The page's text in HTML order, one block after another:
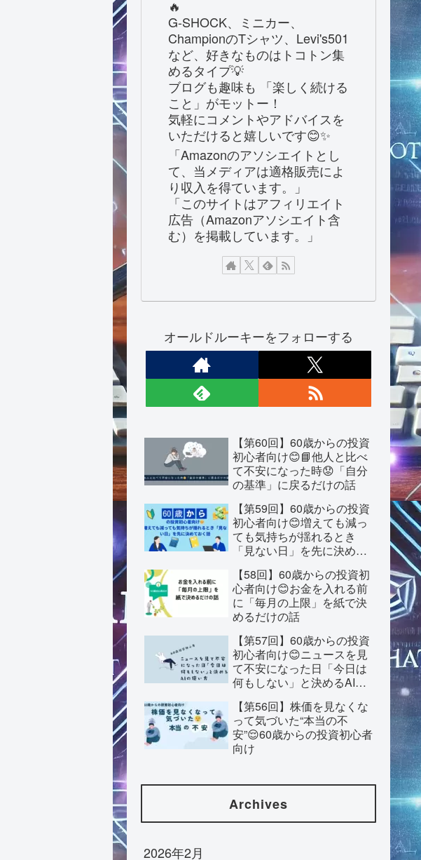
🔥
G-SHOCK、ミニカー、
ChampionのTシャツ、Levi's501
など、好きなものはトコトン集
めるタイプ💡
ブログも趣味も 「楽しく続ける
こと」がモットー！
気軽にコメントやアドバイスを
いただけると嬉しいです😊✨
「Amazonのアソシエイトとし
て、当メディアは適格販売によ
り収入を得ています。」
「このサイトはアフィリエイト
広告（Amazonアソシエイト含
む）を掲載しています。」
オールドルーキーをフォローする
【第60回】60歳からの投資
初心者向け😊📘他人と比べ
て不安になった時😟「自分
の基準」に戻るだけの話
【第59回】60歳からの投資
初心者向け😊増えても減っ
ても気持ちが揺れるとき
「見ない日」を先に決めて
【58回】60歳からの投資初
心者向け😊お金を入れる前
に「毎月の上限」を紙で決
めるだけの話
【第57回】60歳からの投資
初心者向け😊ニュースを見
て不安になった日「今日は
何もしない」と決めるAIの
【第56回】株価を見なくな
って気づいた“本当の不
安”😌60歳からの投資初心者
向け
Archives
2026年2月